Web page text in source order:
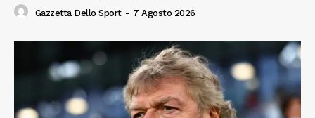
Gazzetta Dello Sport - 7 Agosto 2026